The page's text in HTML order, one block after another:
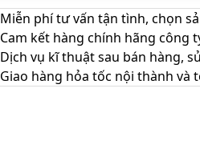
Miễn phí tư vấn tận tình, chọn
Cam kết hàng chính hãng công
Dịch vụ kĩ thuật sau bán hàng,
Giao hàng hỏa tốc nội thành và